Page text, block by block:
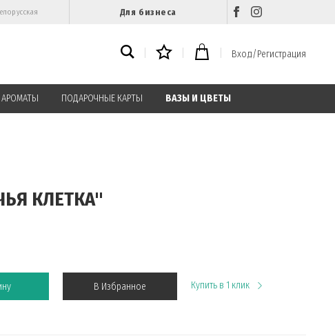
Для бизнеса
Вход/Регистрация
АРОМАТЫ ПОДАРОЧНЫЕ КАРТЫ ВАЗЫ И ЦВЕТЫ
КЛЕТКА"
В Избранное Купить в 1 клик